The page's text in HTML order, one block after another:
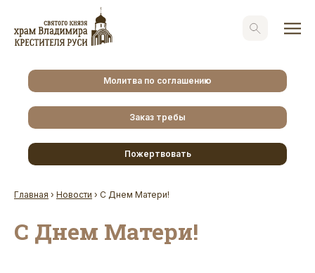
Молитва по соглашению
Заказ требы
Пожертвовать
Главная › Новости › С Днем Матери!
С Днем Матери!